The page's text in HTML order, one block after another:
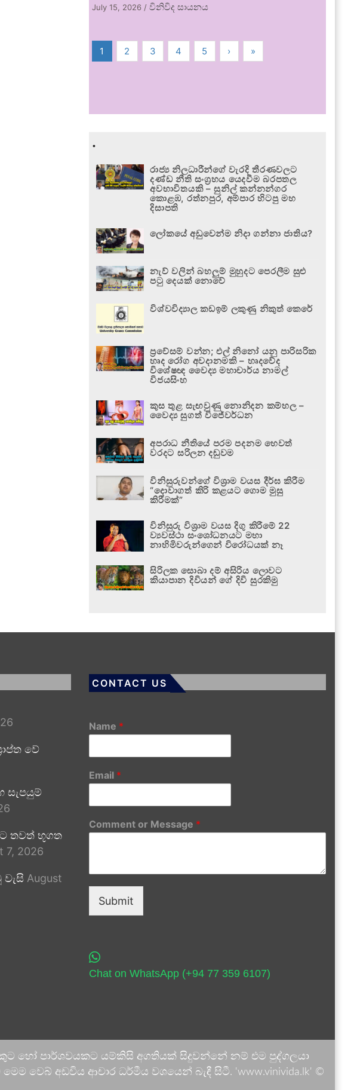
July 15, 2026 /විනිවිද සායනය
1 2 3 4 5 › »
.
රාජ්‍ය නිලධාරීන්ගේ වැරදි තීරණවලට
දණ්ඩ නීති සංග්‍රහය යෙදවීම බරපතල
අවභාවිතයකි – සුනිල් කන්නන්ගර
කොළඹ, රත්නපුර, අම්පාර හිටපු මහ
දිසාපති
ලෝකයේ අඩුවෙන්ම නිදා ගන්නා ජාතිය?
නැව් වලින් බහලුම් මුහුදට පෙරලීම සුළු
පටු දෙයක් නොවේ
විශ්වවිද්‍යාල කඩඉම් ලකුණු නිකුත් කෙරේ
ප්‍රවේසම් වන්න; එල් නිනෝ යනු පාරිසරික
හෘද රෝග අවදානමකි – හෘදවේද
විශේෂඥ වෛද්‍ය මහාචාර්ය නාමල්
විජයසිංහ
කුස තුළ සැඟවුණු නොනිදන කම්හල –
වෛද්‍ය සුගත් විජේවර්ධන
අපරාධ නීතියේ පරම පදනම හෙවත්
වරදට සරිලන දඬුවම
විනිසුරුවන්ගේ විශ්‍රාම වයස දීර්ඝ කිරීම
“දොවාගත් කිරි කළයට ගොම මුසු
කිරීමක්”
විනිසුරු විශ්‍රාම වයස දිගු කිරීමේ 22
ව්‍යවස්ථා සංශෝධනයට මහා
නාහිමිවරුන්ගෙන් විරෝධයක් නෑ
සිරිලක සොබා දම් අසිරිය ලොවට
කියාපාන දිවියන් ගේ දිවි සුරකිමු
වේ
තවත් භූගත
7, 2026
වැසි August
CONTACT US
Name *
Email *
Comment or Message *
Submit
Chat on WhatsApp (+94 77 359 6107)
හෝ පාර්ශවයකට යම්කිසි අගතියක් සිදුවන්නේ නම් එම පුද්ගලයා
අඩවිය ආචාර ධර්මීය වශයෙන් බැඳී සිටී. 'www.vinivida.lk' ©